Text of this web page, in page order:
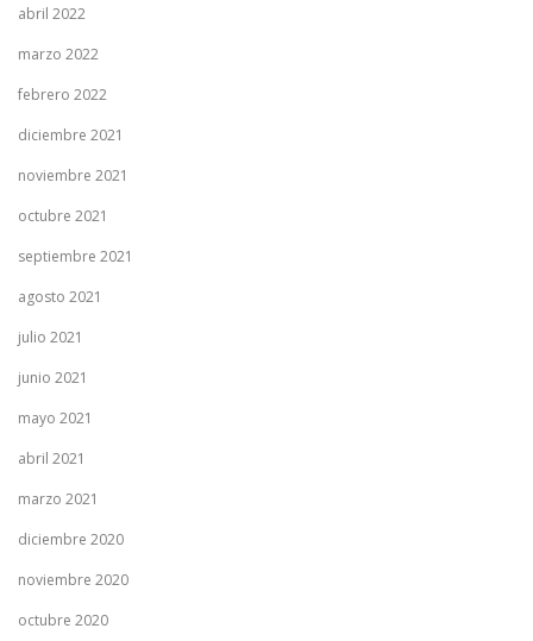
abril 2022
marzo 2022
febrero 2022
diciembre 2021
noviembre 2021
octubre 2021
septiembre 2021
agosto 2021
julio 2021
junio 2021
mayo 2021
abril 2021
marzo 2021
diciembre 2020
noviembre 2020
octubre 2020